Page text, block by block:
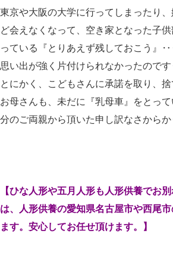
東京や大阪の大学に行ってしまったり
ど会えなくなって、空き家となった子
っている『とりあえず残しておこう』
思い出が強く片付けられなかったので
とにかく、こどもさんに承諾を取り、捨
お母さんも、未だに『乳母車』をとっ
分のご両親から頂いた申し訳なさか
【ひな人形や五月人形も人形供養でお
は、人形供養の愛知県名古屋市や西尾
ます。安心してお任せ頂けます。】